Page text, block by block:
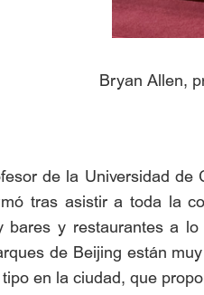
Bryan Allen,
de la Universidad
tras asistir a toda la
bares y restaurantes a
de Beijing están
en la ciudad, que